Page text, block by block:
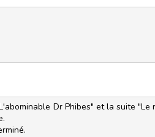
Dr Phibes" et la suite "Le